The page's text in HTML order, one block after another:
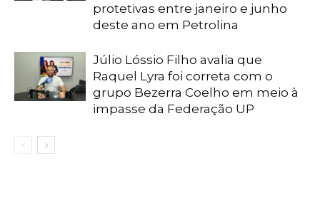
protetivas entre janeiro e junho
deste ano em Petrolina
Júlio Lóssio Filho avalia que
Raquel Lyra foi correta com o
grupo Bezerra Coelho em meio à
impasse da Federação UP